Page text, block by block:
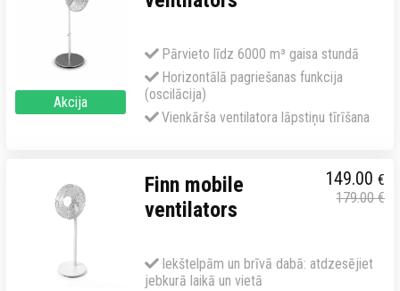
Akcija
Pārvieto līdz 6000 m³ gaisa stundā
Horizontālā pagriešanas funkcija
(oscilācija)
Vienkārša ventilatora lāpstiņu tīrīšana
149.00€
179.00€
Finn mobile
ventilators
Iekštelpām un brīvā dabā: atdzesējiet
jebkurā laikā un vietā